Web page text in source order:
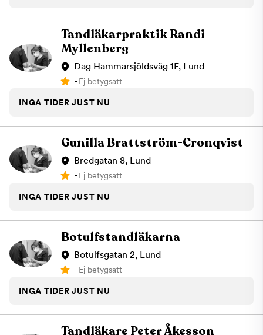
Tandläkarpraktik Randi
Myllenberg
Dag Hammarsjöldsväg 1F, Lund
-Ej betygsatt
INGA TIDER JUST NU
Gunilla Brattström-Cronqvist
Bredgatan 8, Lund
-Ej betygsatt
INGA TIDER JUST NU
Botulfstandläkarna
Botulfsgatan 2, Lund
-Ej betygsatt
INGA TIDER JUST NU
Tandläkare Peter Åkesson